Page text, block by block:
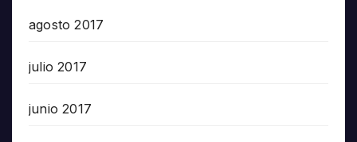
agosto 2017
julio 2017
junio 2017